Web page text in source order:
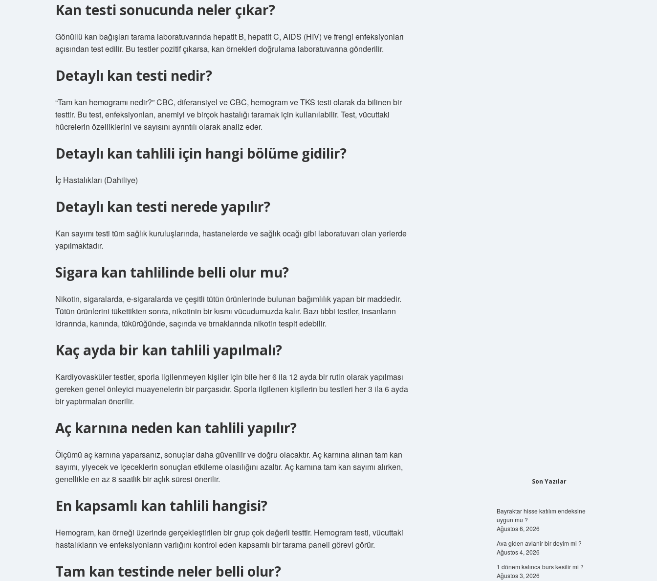
Kan testi sonucunda neler çıkar?
Gönüllü kan bağışları tarama laboratuvarında hepatit B, hepatit C, AIDS (HIV) ve frengi enfeksiyonları
açısından test edilir. Bu testler pozitif çıkarsa, kan örnekleri doğrulama laboratuvarına gönderilir.
Detaylı kan testi nedir?
“Tam kan hemogramı nedir?” CBC, diferansiyel ve CBC, hemogram ve TKS testi olarak da bilinen bir
testtir. Bu test, enfeksiyonları, anemiyi ve birçok hastalığı taramak için kullanılabilir. Test, vücuttaki
hücrelerin özelliklerini ve sayısını ayrıntılı olarak analiz eder.
Detaylı kan tahlili için hangi bölüme gidilir?
İç Hastalıkları (Dahiliye)
Detaylı kan testi nerede yapılır?
Kan sayımı testi tüm sağlık kuruluşlarında, hastanelerde ve sağlık ocağı gibi laboratuvarı olan yerlerde
yapılmaktadır.
Sigara kan tahlilinde belli olur mu?
Nikotin, sigaralarda, e-sigaralarda ve çeşitli tütün ürünlerinde bulunan bağımlılık yapan bir maddedir.
Tütün ürünlerini tükettikten sonra, nikotinin bir kısmı vücudumuzda kalır. Bazı tıbbi testler, insanların
idrarında, kanında, tükürüğünde, saçında ve tırnaklarında nikotin tespit edebilir.
Kaç ayda bir kan tahlili yapılmalı?
Kardiyovasküler testler, sporla ilgilenmeyen kişiler için bile her 6 ila 12 ayda bir rutin olarak yapılması
gereken genel önleyici muayenelerin bir parçasıdır. Sporla ilgilenen kişilerin bu testleri her 3 ila 6 ayda
bir yaptırmaları önerilir.
Aç karnına neden kan tahlili yapılır?
Ölçümü aç karnına yaparsanız, sonuçlar daha güvenilir ve doğru olacaktır. Aç karnına alınan tam kan
sayımı, yiyecek ve içeceklerin sonuçları etkileme olasılığını azaltır. Aç karnına tam kan sayımı alırken,
genellikle en az 8 saatlik bir açlık süresi önerilir.
En kapsamlı kan tahlili hangisi?
Hemogram, kan örneği üzerinde gerçekleştirilen bir grup çok değerli testtir. Hemogram testi, vücuttaki
hastalıkların ve enfeksiyonların varlığını kontrol eden kapsamlı bir tarama paneli görevi görür.
Tam kan testinde neler belli olur?
Son Yazılar
Bayraktar hisse katılım endeksine
uygun mu ?
Ağustos 6, 2026
Ava giden avlanir bir deyim mi ?
Ağustos 4, 2026
1 dönem kalınca burs kesilir mi ?
Ağustos 3, 2026